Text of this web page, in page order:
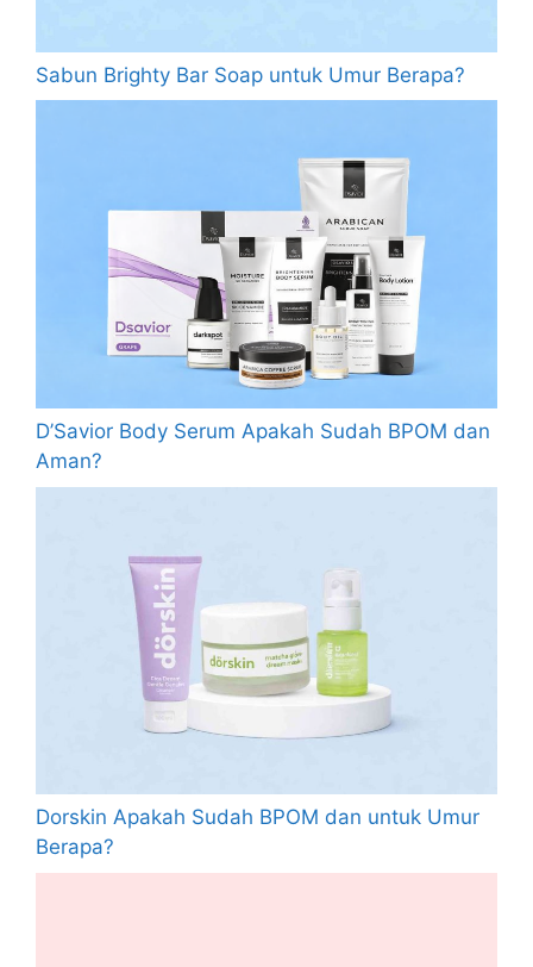
Sabun Brighty Bar Soap untuk Umur Berapa?
D’Savior Body Serum Apakah Sudah BPOM dan
Aman?
Dorskin Apakah Sudah BPOM dan untuk Umur
Berapa?